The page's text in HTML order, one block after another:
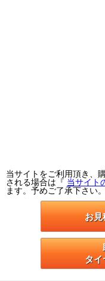
当サイトをご利用頂き、
される場合は『 当サイト
ます。予めご了承下さい。
お見
タイ